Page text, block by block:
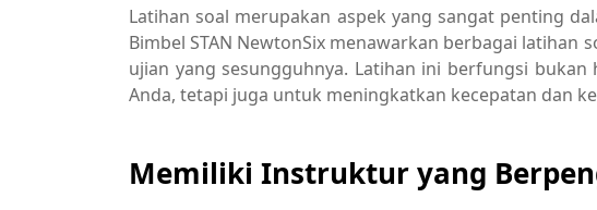
Latihan soal merupakan aspek yang sangat penting
Bimbel STAN NewtonSix menawarkan berbagai latihan
ujian yang sesungguhnya. Latihan ini berfungsi
Anda, tetapi juga untuk meningkatkan kecepatan dan
Memiliki Instruktur yang